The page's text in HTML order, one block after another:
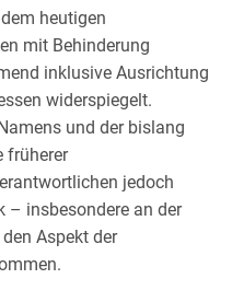
heutigen
mit Behinderung
inklusive Ausrichtung
widerspiegelt.
und der bislang
früherer
jedoch
– insbesondere an der
Aspekt der